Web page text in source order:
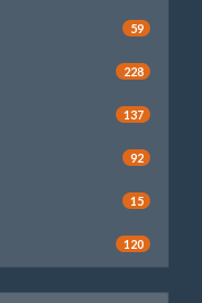
59
228
137
92
15
120